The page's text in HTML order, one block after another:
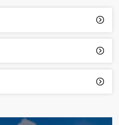


